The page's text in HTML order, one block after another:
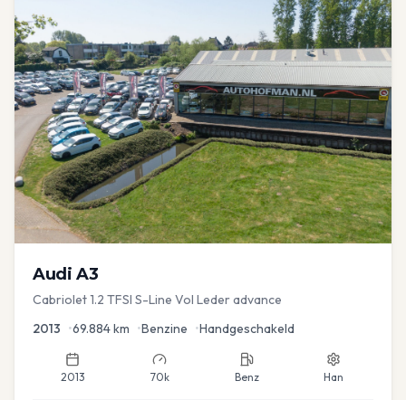
Audi A3
Cabriolet 1.2 TFSI S-Line Vol Leder advance
2013 •69.884km •Benzine •Handgeschakeld
2013 70k Benz Han